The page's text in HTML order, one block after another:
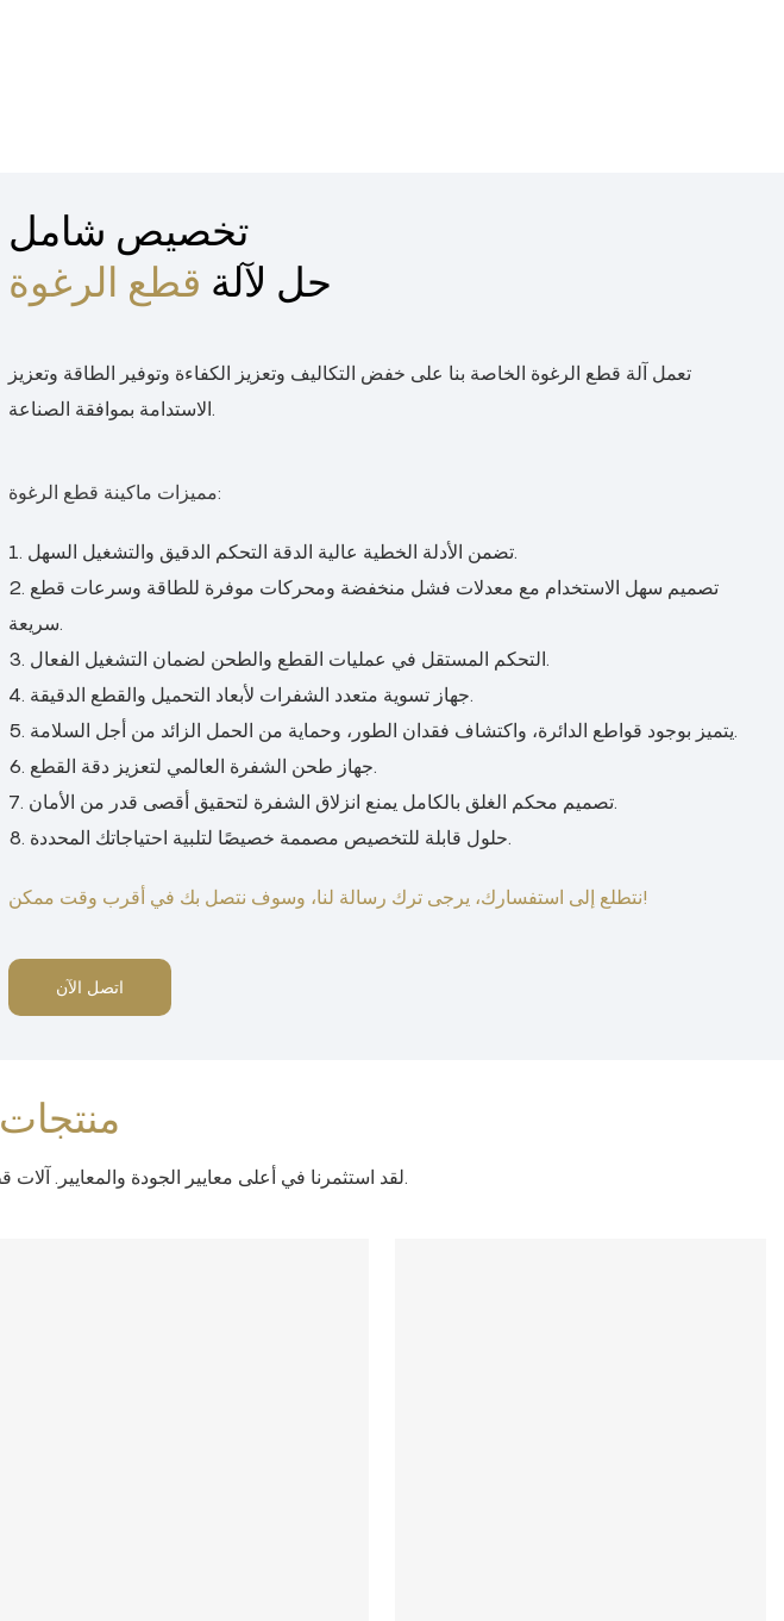
تخصيص شامل
حل لآلة قطع الرغوة
تعمل آلة قطع الرغوة الخاصة بنا على خفض التكاليف وتعزيز الكفاءة وتوفير الطاقة وتعزيز
الاستدامة بموافقة الصناعة.
مميزات ماكينة قطع الرغوة:
1. تضمن الأدلة الخطية عالية الدقة التحكم الدقيق والتشغيل السهل.
2. تصميم سهل الاستخدام مع معدلات فشل منخفضة ومحركات موفرة للطاقة وسرعات قطع
سريعة.
3. التحكم المستقل في عمليات القطع والطحن لضمان التشغيل الفعال.
4. جهاز تسوية متعدد الشفرات لأبعاد التحميل والقطع الدقيقة.
5. يتميز بوجود قواطع الدائرة، واكتشاف فقدان الطور، وحماية من الحمل الزائد من أجل السلامة.
6. جهاز طحن الشفرة العالمي لتعزيز دقة القطع.
7. تصميم محكم الغلق بالكامل يمنع انزلاق الشفرة لتحقيق أقصى قدر من الأمان.
8. حلول قابلة للتخصيص مصممة خصيصًا لتلبية احتياجاتك المحددة.
نتطلع إلى استفسارك، يرجى ترك رسالة لنا، وسوف نتصل بك في أقرب وقت ممكن!
اتصل الآن
منتجات
لقد استثمرنا في أعلى معايير الجودة والمعايير. آلات قطع الرغوة لدينا مواكبة لأحدث التوجهات والتقنيات المتاحة.